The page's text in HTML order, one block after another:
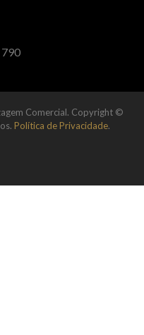
790
Comercial. Copyright ©
Política de Privacidade.